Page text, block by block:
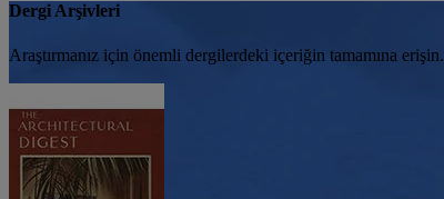
Dergi Arşivleri
Araştırmanız için önemli dergilerdeki içeriğin tamamına erişin.